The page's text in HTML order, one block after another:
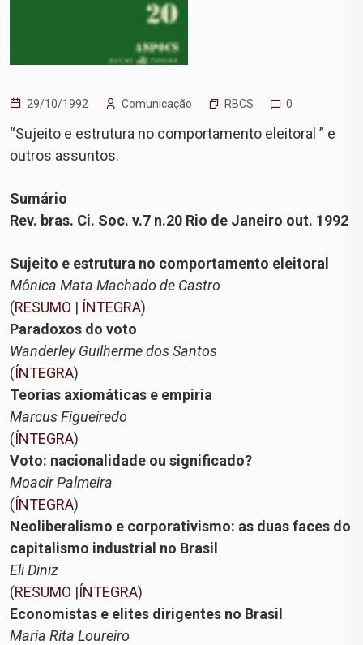
29/10/1992 Comunicação RBCS 0
“Sujeito e estrutura no comportamento eleitoral ” e
outros assuntos.
Sumário
Rev. bras. Ci. Soc. v.7 n.20 Rio de Janeiro out. 1992
Sujeito e estrutura no comportamento eleitoral
Mônica Mata Machado de Castro
(RESUMO | ÍNTEGRA)
Paradoxos do voto
Wanderley Guilherme dos Santos
(ÍNTEGRA)
Teorias axiomáticas e empiria
Marcus Figueiredo
(ÍNTEGRA)
Voto: nacionalidade ou significado?
Moacir Palmeira
(ÍNTEGRA)
Neoliberalismo e corporativismo: as duas faces do
capitalismo industrial no Brasil
Eli Diniz
(RESUMO |ÍNTEGRA)
Economistas e elites dirigentes no Brasil
Maria Rita Loureiro